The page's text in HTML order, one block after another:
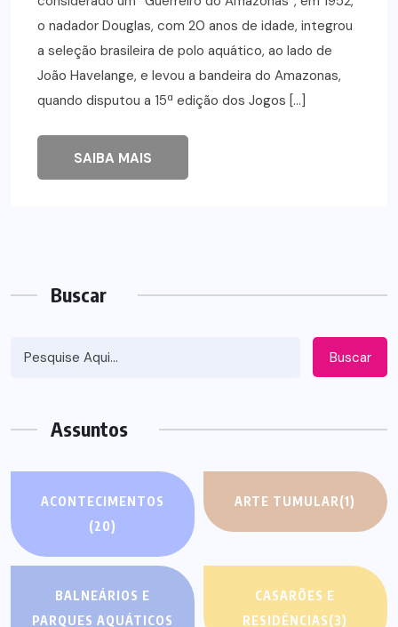
o nadador Douglas, com 20 anos de idade, integrou
a seleção brasileira de polo aquático, ao lado de
João Havelange, e levou a bandeira do Amazonas,
quando disputou a 15ª edição dos Jogos […]
SAIBA MAIS
Buscar
Buscar
Assuntos
ACONTECIMENTOS
(20)
ARTE TUMULAR(1)
BALNEÁRIOS E
PARQUES AQUÁTICOS
CASARÕES E
RESIDÊNCIAS(3)